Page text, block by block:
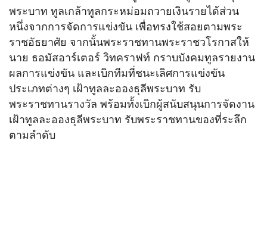
พระบาท ทูลเกล้าทูลกระหม่อมถวายเงินรายได้ส่วน
หนึ่งจากการจัดการแข่งขัน เพื่อทรงใช้สอยตามพระ
ราชอัธยาศัย จากนั้นพระราชทานพระราชวโรกาสให้
นาย ธอมัสอาร์เตอร์ วิทคราฟท์ กราบบังคมทูลรายงาน
ผลการแข่งขัน และเบิกทีมที่ชนะเลิศการแข่งขัน
ประเภทต่างๆ เฝ้าทูลละอองธุลีพระบาท รับ
พระราชทานรางวัล พร้อมทั้งเบิกผู้สนับสนุนการจัดงาน
เฝ้าทูลละอองธุลีพระบาท รับพระราชทานของที่ระลึก
ตามลำดับ